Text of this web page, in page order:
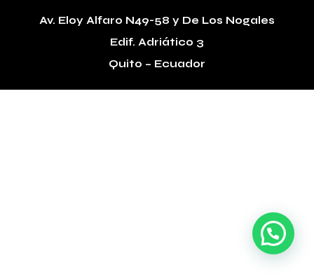
Av. Eloy Alfaro N49-58 y De Los Nogales
Edif. Adriático 3
Quito – Ecuador